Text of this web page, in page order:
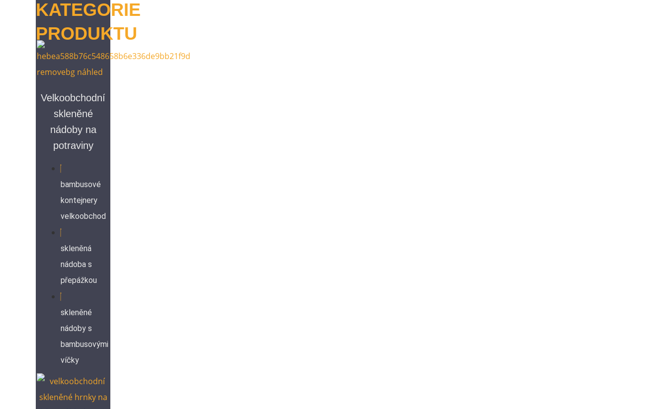
KATEGORIE
PRODUKTU
Velkoobchodní
skleněné
nádoby na
potraviny
bambusové
kontejnery
velkoobchod
skleněná
nádoba s
přepážkou
skleněné
nádoby s
bambusovými
víčky